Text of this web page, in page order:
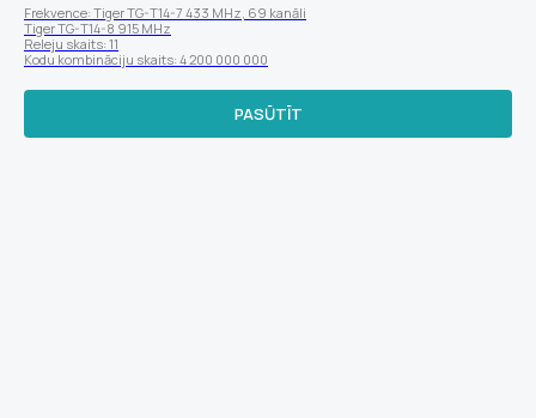
Frekvence: Tiger TG-T14-7 433 MHz, 69 kanāli
Tiger TG-T14-8 915 MHz
Releju skaits: 11
Kodu kombināciju skaits: 4 200 000 000
PASŪTĪT